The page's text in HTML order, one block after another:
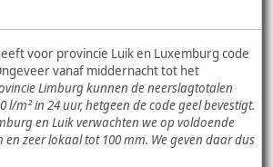
voor provincie Luik en Luxemburg code
vanaf middernacht tot het
Limburg kunnen de neerslagtotalen
l/m² in 24 uur, hetgeen de code geel bevestigt.
en Luik verwachten we op voldoende
en zeer lokaal tot 100 mm. We geven daar dus